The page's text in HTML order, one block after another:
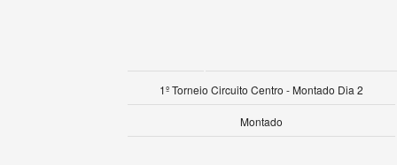
1º Torneio Circuito Centro - Montado Dia 2
Montado